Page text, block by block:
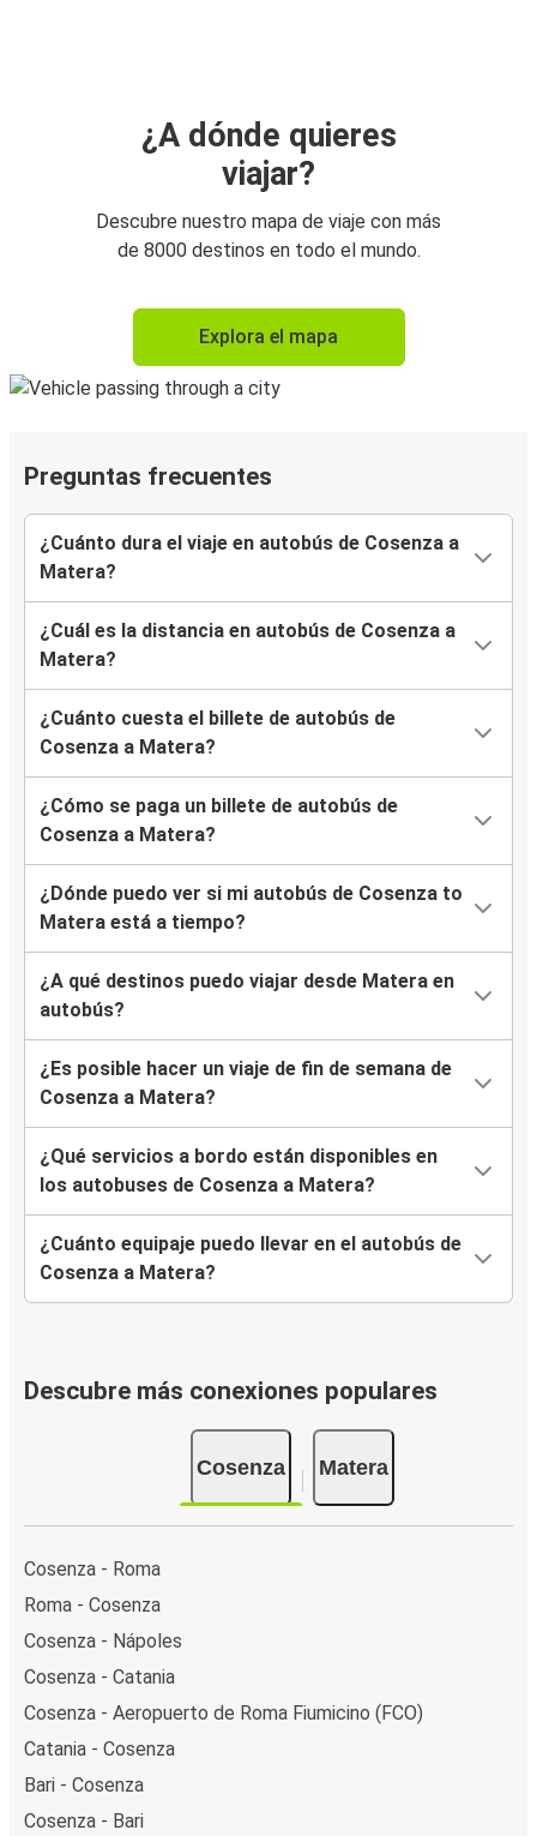
¿A dónde quieres
viajar?
Descubre nuestro mapa de viaje con más
de 8000 destinos en todo el mundo.
Explora el mapa
Preguntas frecuentes
¿Cuánto dura el viaje en autobús de Cosenza a
Matera?
¿Cuál es la distancia en autobús de Cosenza a
Matera?
¿Cuánto cuesta el billete de autobús de
Cosenza a Matera?
¿Cómo se paga un billete de autobús de
Cosenza a Matera?
¿Dónde puedo ver si mi autobús de Cosenza to
Matera está a tiempo?
¿A qué destinos puedo viajar desde Matera en
autobús?
¿Es posible hacer un viaje de fin de semana de
Cosenza a Matera?
¿Qué servicios a bordo están disponibles en
los autobuses de Cosenza a Matera?
¿Cuánto equipaje puedo llevar en el autobús de
Cosenza a Matera?
Descubre más conexiones populares
Cosenza Matera
Cosenza - Roma
Roma - Cosenza
Cosenza - Nápoles
Cosenza - Catania
Cosenza - Aeropuerto de Roma Fiumicino (FCO)
Catania - Cosenza
Bari - Cosenza
Cosenza - Bari